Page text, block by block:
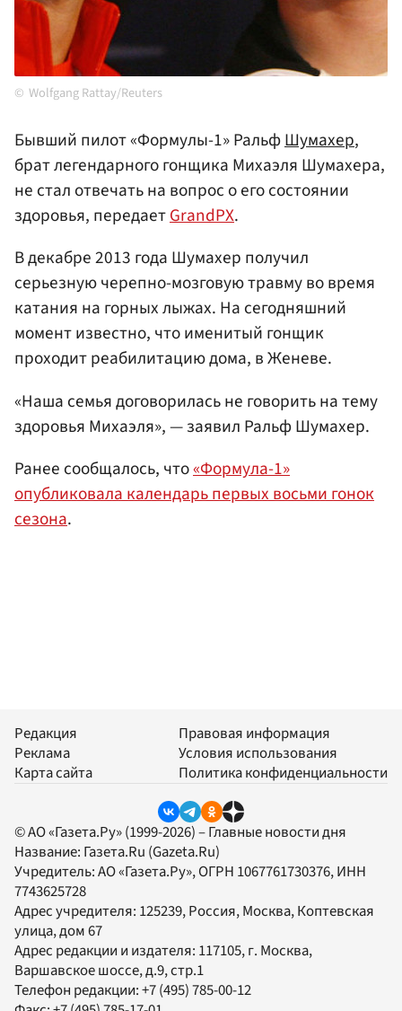
Wolfgang Rattay/Reuters
Бывший пилот «Формулы-1» РальфШумахер,
брат легендарного гонщика Михаэля Шумахера,
не стал отвечать на вопрос о его состоянии
здоровья, передаетGrandPX.
В декабре 2013 года Шумахер получил
серьезную черепно-мозговую травму во время
катания на горных лыжах. На сегодняшний
момент известно, что именитый гонщик
проходит реабилитацию дома, в Женеве.
«Наша семья договорилась не говорить на тему
здоровья Михаэля», — заявил Ральф Шумахер.
Ранее сообщалось, что«Формула-1»
опубликовала календарь первых восьми гонок
сезона.
Редакция
Реклама
Карта сайта
Правовая информация
Условия использования
Политика конфиденциальности
© АО «Газета.Ру» (1999-2026) – Главные новости дня
Название: Газета.Ru (Gazeta.Ru)
Учредитель:АО «Газета.Ру», ОГРН 1067761730376, ИНН
7743625728
Адрес учредителя: 125239, Россия, Москва, Коптевская
улица, дом 67
Адрес редакции и издателя: 117105, г. Москва,
Варшавское шоссе, д.9, стр.1
Телефон редакции:+7 (495) 785-00-12